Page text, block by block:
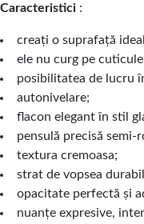
Caracteristici :
creați o suprafață
ele nu curg pe
posibilitatea de lucru
autonivelare;
flacon elegant în stil
pensulă precisă semi-
textura cremoasa;
strat de vopsea
opacitate perfectă și
nuanțe expresive,